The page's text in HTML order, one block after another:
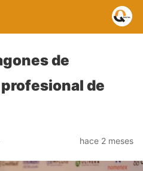
de
de
hace 2 meses